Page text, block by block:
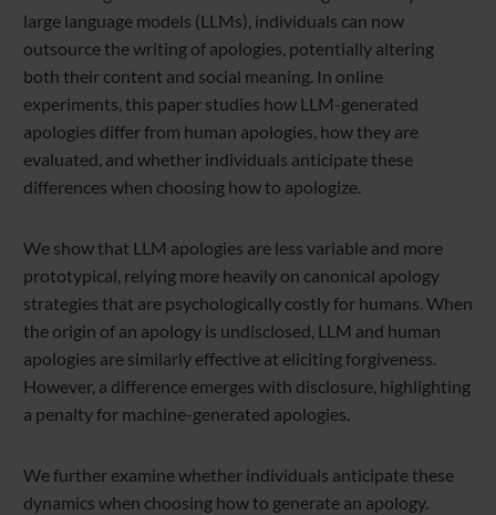
large language models (LLMs), individuals can now
outsource the writing of apologies, potentially altering
both their content and social meaning. In online
experiments, this paper studies how LLM-generated
apologies differ from human apologies, how they are
evaluated, and whether individuals anticipate these
differences when choosing how to apologize.
We show that LLM apologies are less variable and more
prototypical, relying more heavily on canonical apology
strategies that are psychologically costly for humans. When
the origin of an apology is undisclosed, LLM and human
apologies are similarly effective at eliciting forgiveness.
However, a difference emerges with disclosure, highlighting
a penalty for machine-generated apologies.
We further examine whether individuals anticipate these
dynamics when choosing how to generate an apology.